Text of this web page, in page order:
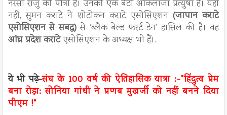
नरसा राजु की पौत्री हैं। उनकी एक बेटी अकिलाजा प्रत्युषा है। यही
नहीं, सुमन कराटे ने शोटोकन कराटे एसोसिएशन (जापान कराटे
एसोसिएशन से सबद्ध)से ‘ब्लैक बेल्ड फर्स्ट डेन’ हासिल की है। वह
आंघ्र प्रदेश कराटेएसोसिएशन के अध्यक्ष भी हैं।.
ये भी पढ़े-संघ के 100 वर्ष की ऐतिहासिक यात्रा :-"हिंदुत्व प्रेम
बना रोड़ा: सोनिया गांधी ने प्रणब मुखर्जी को नहीं बनने दिया
पीएम !"